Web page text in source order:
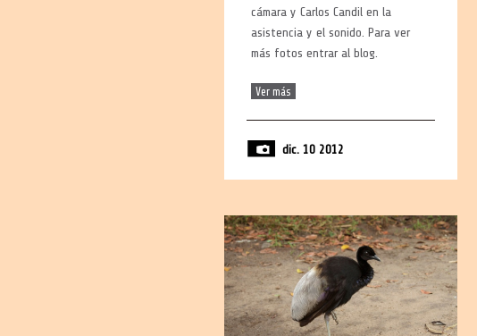
cámara y Carlos Candil en la
asistencia y el sonido. Para ver
más fotos entrar al blog.
Ver más
dic. 10 2012